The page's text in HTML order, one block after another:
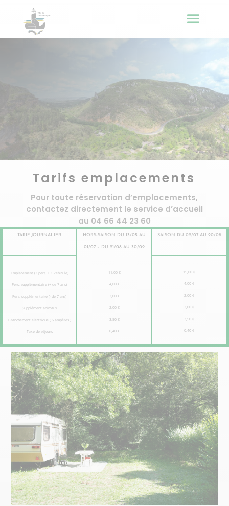
Tarifs emplacements
Pour toute réservation d’emplacements,
contactez directement le service d’accueil
au 04 66 44 23 60
TARIF JOURNALIER
Emplacement (2 pers. + 1 véhicule)
Pers. supplémentaire (+ de 7 ans)
Pers. supplémentaire (- de 7 ans)
Supplément animaux
Branchement électrique ( 6 ampères )
Taxe de séjours
HORS-SAISON DU 13/05 AU
01/07 – DU 21/08 AU 30/09
11,00 €
4,00 €
2,00 €
2,00 €
3,50 €
0,40 €
SAISON DU 02/07 AU 20/08
15,00 €
4,00 €
2,00 €
2,00 €
3,50 €
0,40 €